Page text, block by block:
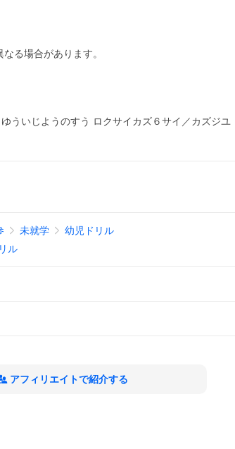
る場合があります。
ういじようのすう ロクサイカズ６サイ／カズジユ
未就学
幼児ドリル
ル
アフィリエイトで紹介する